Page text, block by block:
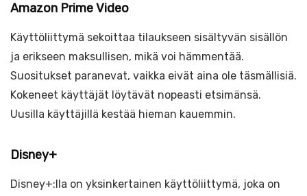
Amazon Prime Video
Käyttöliittymä sekoittaa tilaukseen sisältyvän sisällön
ja erikseen maksullisen, mikä voi hämmentää.
Suositukset paranevat, vaikka eivät aina ole täsmällisiä.
Kokeneet käyttäjät löytävät nopeasti etsimänsä.
Uusilla käyttäjillä kestää hieman kauemmin.
Disney+
Disney+:lla on yksinkertainen käyttöliittymä, joka on